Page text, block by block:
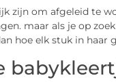
zijn om afgeleid te
maar als je op
hoe elk stuk in haar